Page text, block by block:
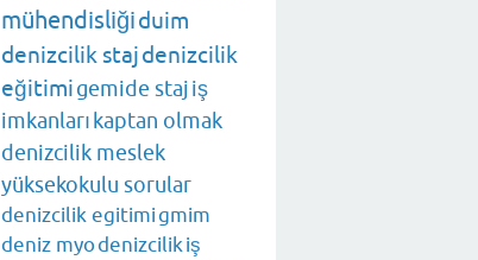
mühendisliğiduim
denizcilik stajdenizcilik
eğitimigemide stajiş
imkanlarıkaptan olmak
denizcilik meslek
yüksekokulu sorular
denizcilik egitimigmim
deniz myodenizcilikiş